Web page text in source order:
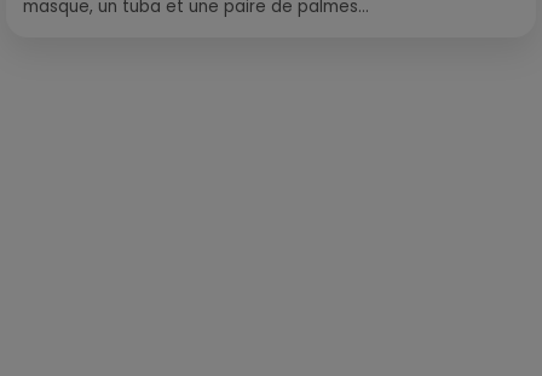
masque, un tuba et une paire de palmes...